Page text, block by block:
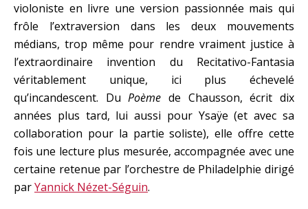
violoniste en livre une version passionnée mais qui
frôle l’extraversion dans les deux mouvements
médians, trop même pour rendre vraiment justice à
l’extraordinaire invention du Recitativo-Fantasia
véritablement unique, ici plus échevelé
qu’incandescent. DuPoème de Chausson, écrit dix
années plus tard, lui aussi pour Ysaÿe (et avec sa
collaboration pour la partie soliste), elle offre cette
fois une lecture plus mesurée, accompagnée avec une
certaine retenue par l’orchestre de Philadelphie dirigé
parYannick Nézet-Séguin.